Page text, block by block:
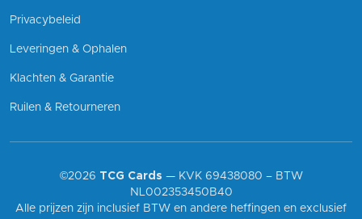
Privacybeleid
Leveringen & Ophalen
Klachten & Garantie
Ruilen & Retourneren
©2026 TCG Cards — KVK 69438080 – BTW
NL002353450B40
Alle prijzen zijn inclusief BTW en andere heffingen en exclusief